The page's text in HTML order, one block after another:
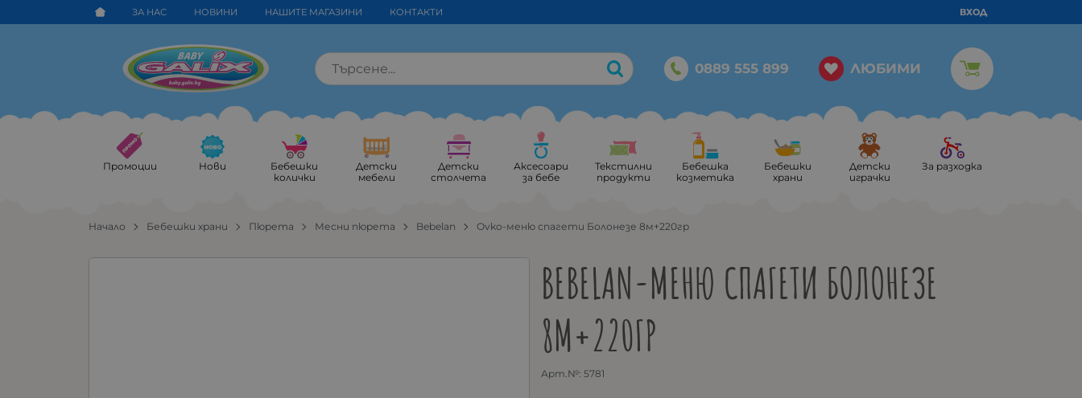
ЗА НАС НОВИНИ НАШИТЕ МАГАЗИНИ КОНТАКТИ ВХОД
0889 555 899 ЛЮБИМИ
Промоции Нови
Бебешки
колички
Детски
мебели
Детски
столчета
Аксесоари
за бебе
Текстилни
продукти
Бебешка
козметика
Бебешки
храни
Детски
играчки
За разходка
Начало Бебешки храни Пюрета Месни пюрета Bebelan Ovko-меню спагети Болонезе 8м+220гр
BEBELAN-МЕНЮ СПАГЕТИ БОЛОНЕЗЕ
8М+220ГР
Арт.№: 5781